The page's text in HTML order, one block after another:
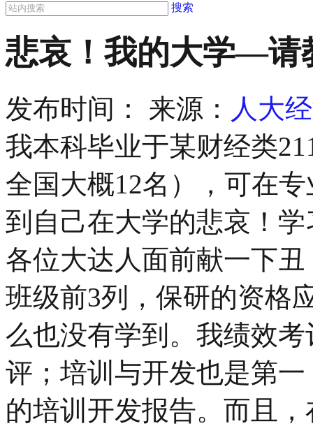
搜索
悲哀！我的大学—请
发布时间： 来源： 人大
我本科毕业于某财经类
全国大概12名），可在
到自己在大学的悲哀！
各位大达人面前献一下
班级前3列，保研的资格
么也没有学到。我绩效
评；培训与开发也是第
的培训开发报告。而且